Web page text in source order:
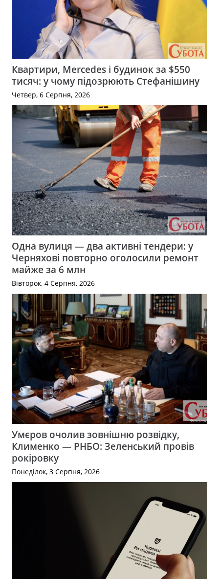
Квартири, Mercedes і будинок за $550
тисяч: у чому підозрюють Стефанішину
Четвер, 6 Серпня, 2026
Одна вулиця — два активні тендери: у
Черняхові повторно оголосили ремонт
майже за 6 млн
Вівторок, 4 Серпня, 2026
Умєров очолив зовнішню розвідку,
Клименко — РНБО: Зеленський провів
рокіровку
Понеділок, 3 Серпня, 2026